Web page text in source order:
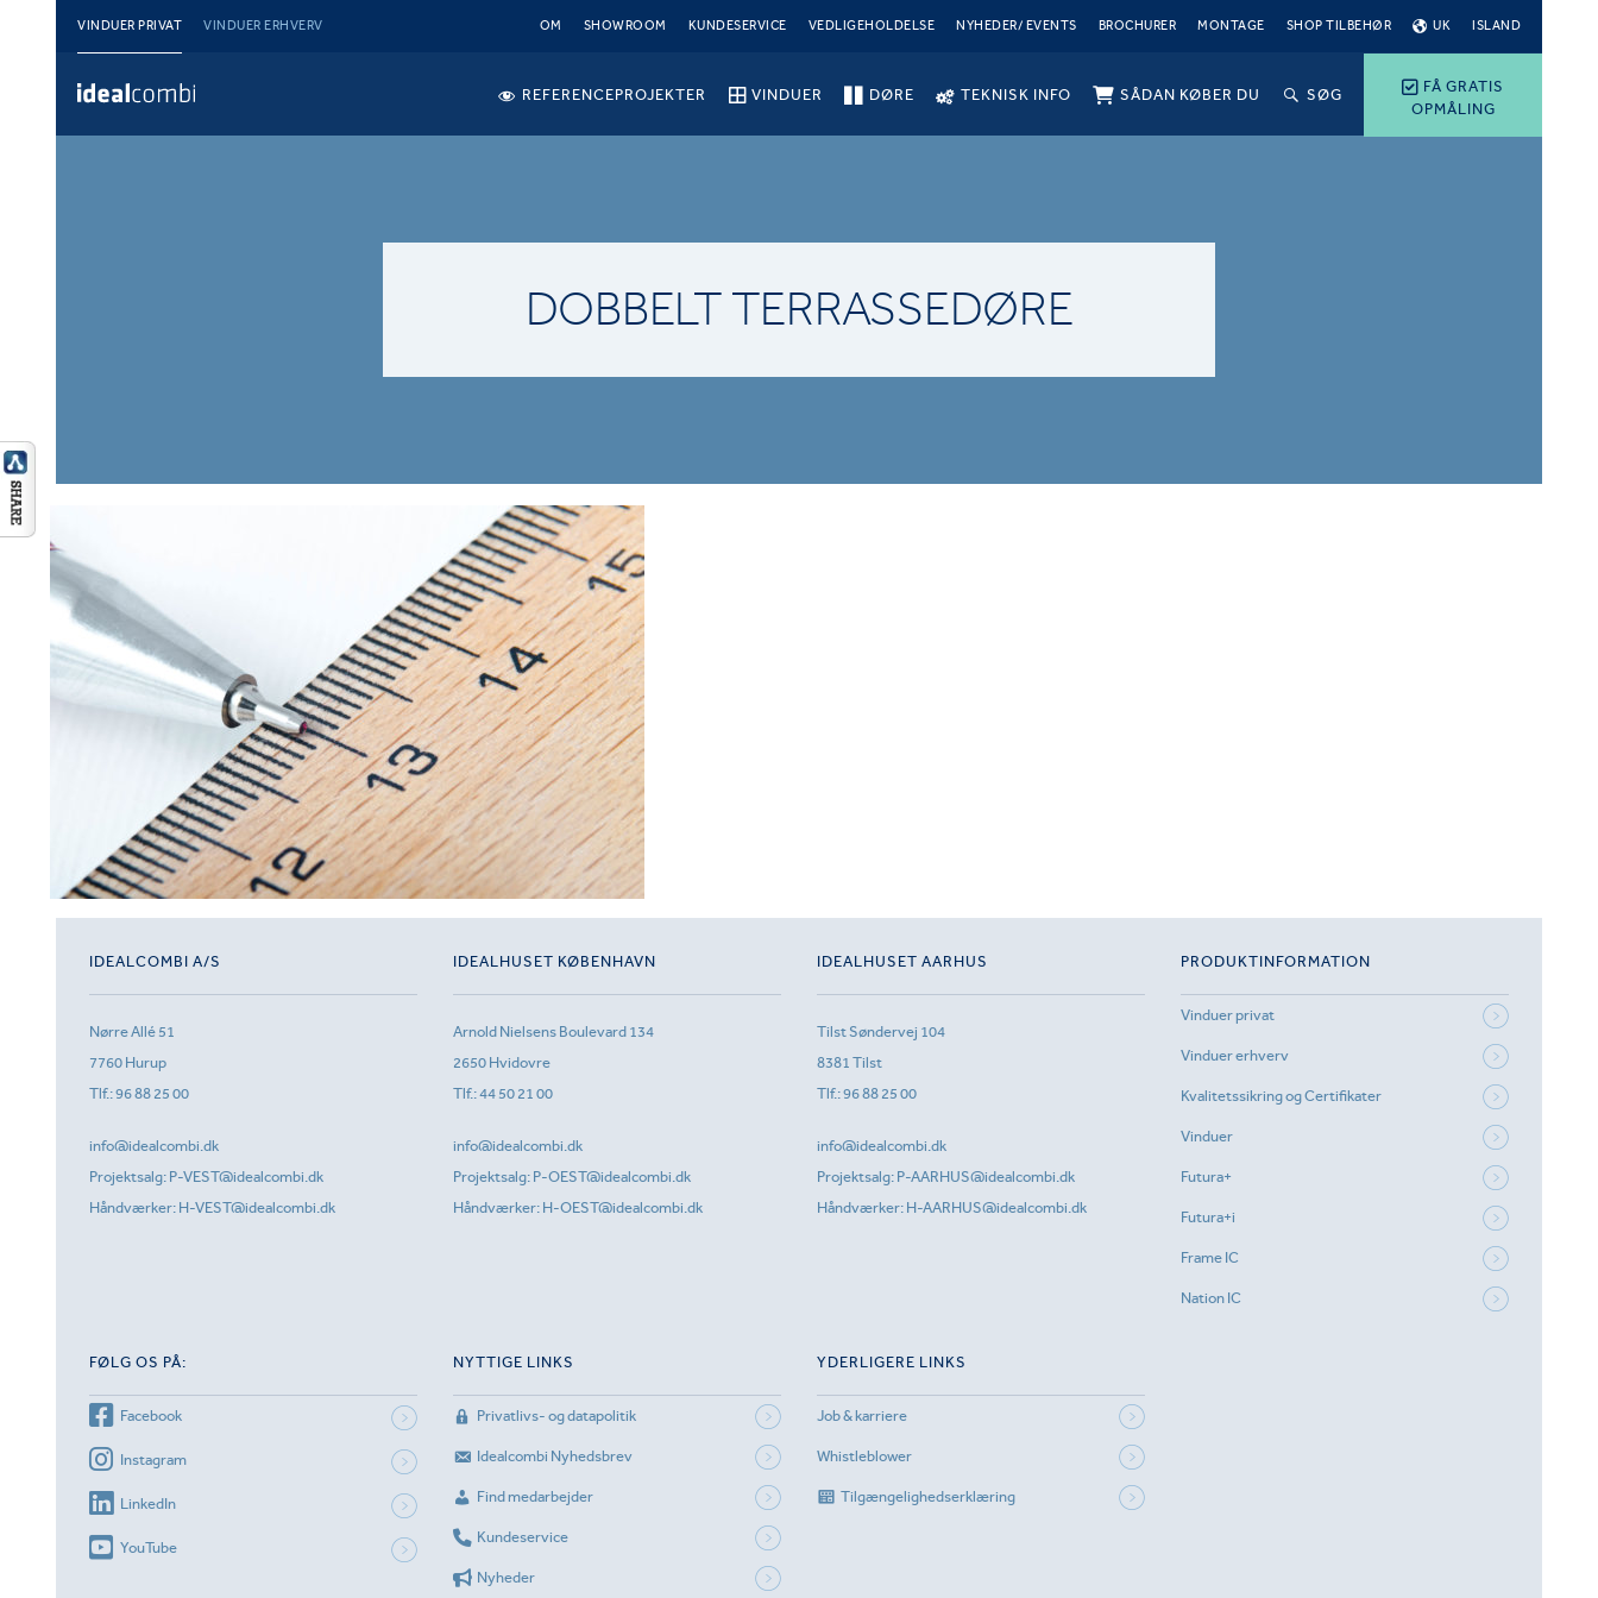
VINDUER PRIVAT VINDUER ERHVERV OM SHOWROOM KUNDESERVICE VEDLIGEHOLDELSE NYHEDER/ EVENTS BROCHURER MONTAGE SHOP TILBEHØR UK ISLAND
FÅ GRATIS
OPMÅLING
REFERENCEPROJEKTER VINDUER DØRE TEKNISK INFO SÅDAN KØBER DU SØG
DOBBELT TERRASSEDØRE
IDEALCOMBI A/S
Nørre Allé 51
7760 Hurup
Tlf.:96 88 25 00
info@idealcombi.dk
Projektsalg: P-VEST@idealcombi.dk
Håndværker: H-VEST@idealcombi.dk
IDEALHUSET KØBENHAVN
Arnold Nielsens Boulevard 134
2650 Hvidovre
Tlf.:44 50 21 00
info@idealcombi.dk
Projektsalg: P-OEST@idealcombi.dk
Håndværker: H-OEST@idealcombi.dk
IDEALHUSET AARHUS
Tilst Søndervej 104
8381 Tilst
Tlf.:96 88 25 00
info@idealcombi.dk
Projektsalg: P-AARHUS@idealcombi.dk
Håndværker: H-AARHUS@idealcombi.dk
PRODUKTINFORMATION
Vinduer privat
Vinduer erhverv
Kvalitetssikring og Certifikater
Vinduer
Futura+
Futura+i
Frame IC
Nation IC
FØLG OS PÅ:
Facebook
Instagram
LinkedIn
YouTube
NYTTIGE LINKS
Privatlivs- og datapolitik
Idealcombi Nyhedsbrev
Find medarbejder
Kundeservice
Nyheder
YDERLIGERE LINKS
Job & karriere
Whistleblower
Tilgængelighedserklæring